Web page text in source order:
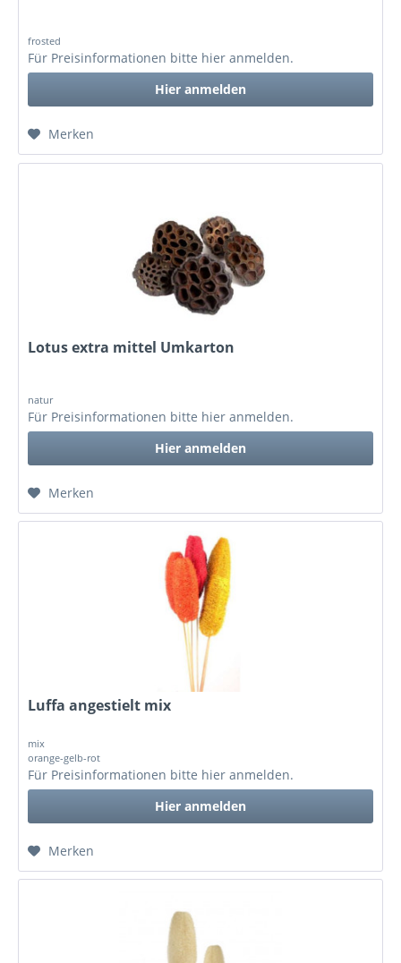
frosted
Für Preisinformationen bitte hier anmelden.
Hier anmelden
Merken
Lotus extra mittel Umkarton
natur
Für Preisinformationen bitte hier anmelden.
Hier anmelden
Merken
Luffa angestielt mix
mix
orange-gelb-rot
Für Preisinformationen bitte hier anmelden.
Hier anmelden
Merken